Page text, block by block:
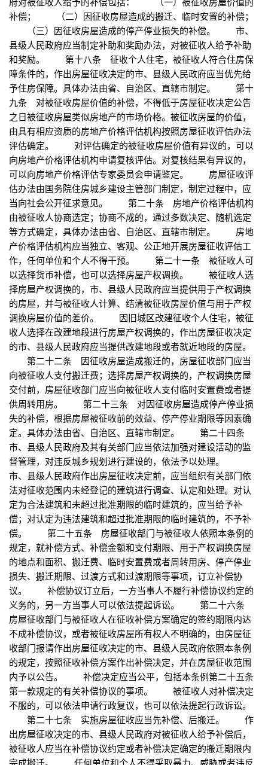
补偿； （二）因征收房屋造成的搬迁、临时安置的补偿；
（三）因征收房屋造成的停产停业损失的补偿。 市、
县级人民政府应当制定补助和奖励办法，对被征收人给予补助
和奖励。 第十八条 征收个人住宅，被征收人符合住房保
障条件的，作出房屋征收决定的市、县级人民政府应当优先给
予住房保障。具体办法由省、自治区、直辖市制定。 第十
九条 对被征收房屋价值的补偿，不得低于房屋征收决定公告
之日被征收房屋类似房地产的市场价格。被征收房屋的价值，
由具有相应资质的房地产价格评估机构按照房屋征收评估办法
评估确定。 对评估确定的被征收房屋价值有异议的，可以
向房地产价格评估机构申请复核评估。对复核结果有异议的，
可以向房地产价格评估专家委员会申请鉴定。 房屋征收评
估办法由国务院住房城乡建设主管部门制定，制定过程中，应
当向社会公开征求意见。 第二十条 房地产价格评估机构
由被征收人协商选定；协商不成的，通过多数决定、随机选定
等方式确定，具体办法由省、自治区、直辖市制定。 房地
产价格评估机构应当独立、客观、公正地开展房屋征收评估工
作，任何单位和个人不得干预。 第二十一条 被征收人可
以选择货币补偿，也可以选择房屋产权调换。 被征收人选
择房屋产权调换的，市、县级人民政府应当提供用于产权调换
的房屋，并与被征收人计算、结清被征收房屋价值与用于产权
调换房屋价值的差价。 因旧城区改建征收个人住宅，被征
收人选择在改建地段进行房屋产权调换的，作出房屋征收决定
的市、县级人民政府应当提供改建地段或者就近地段的房屋。
第二十二条 因征收房屋造成搬迁的，房屋征收部门应当
向被征收人支付搬迁费；选择房屋产权调换的，产权调换房屋
交付前，房屋征收部门应当向被征收人支付临时安置费或者提
供周转用房。 第二十三条 对因征收房屋造成停产停业损
失的补偿，根据房屋被征收前的效益、停产停业期限等因素确
定。具体办法由省、自治区、直辖市制定。 第二十四条
市、县级人民政府及其有关部门应当依法加强对建设活动的监
督管理，对违反城乡规划进行建设的，依法予以处理。
市、县级人民政府作出房屋征收决定前，应当组织有关部门依
法对征收范围内未经登记的建筑进行调查、认定和处理。对认
定为合法建筑和未超过批准期限的临时建筑的，应当给予补
偿；对认定为违法建筑和超过批准期限的临时建筑的，不予补
偿。 第二十五条 房屋征收部门与被征收人依照本条例的
规定，就补偿方式、补偿金额和支付期限、用于产权调换房屋
的地点和面积、搬迁费、临时安置费或者周转用房、停产停业
损失、搬迁期限、过渡方式和过渡期限等事项，订立补偿协
议。 补偿协议订立后，一方当事人不履行补偿协议约定的
义务的，另一方当事人可以依法提起诉讼。 第二十六条
房屋征收部门与被征收人在征收补偿方案确定的签约期限内达
不成补偿协议，或者被征收房屋所有权人不明确的，由房屋征
收部门报请作出房屋征收决定的市、县级人民政府依照本条例
的规定，按照征收补偿方案作出补偿决定，并在房屋征收范围
内予以公告。 补偿决定应当公平，包括本条例第二十五条
第一款规定的有关补偿协议的事项。 被征收人对补偿决定
不服的，可以依法申请行政复议，也可以依法提起行政诉讼。
第二十七条 实施房屋征收应当先补偿、后搬迁。 作
出房屋征收决定的市、县级人民政府对被征收人给予补偿后，
被征收人应当在补偿协议约定或者补偿决定确定的搬迁期限内
完成搬迁。 任何单位和个人不得采取暴力、威胁或者违反